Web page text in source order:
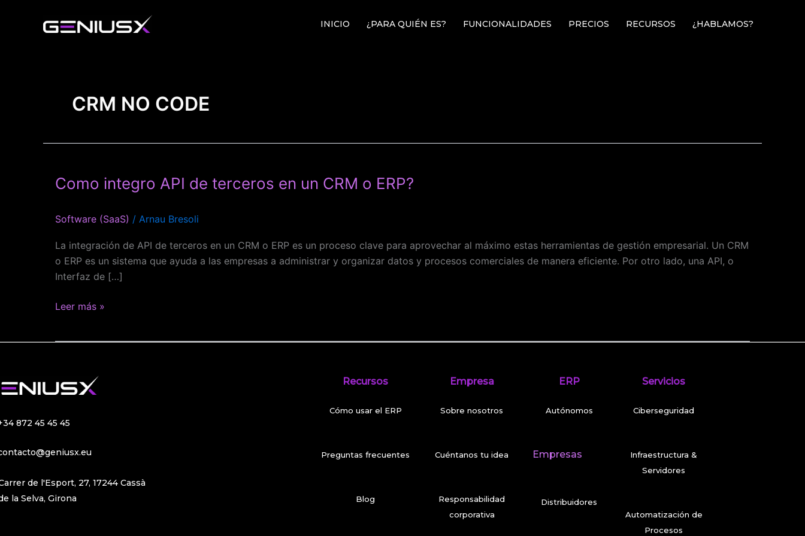
INICIO ¿PARA QUIÉN ES? FUNCIONALIDADES PRECIOS RECURSOS ¿HABLAMOS?
CRM NO CODE
Como integro API de terceros en un CRM o ERP?
Software (SaaS) / Arnau Bresoli
La integración de API de terceros en un CRM o ERP es un proceso clave para aprovechar al máximo estas herramientas de gestión empresarial. Un CRM
o ERP es un sistema que ayuda a las empresas a administrar y organizar datos y procesos comerciales de manera eficiente. Por otro lado, una API, o
Interfaz de […]
API
terceros
un
CRM
o
Leer más »
872 45 45 45
de l'Esport, 27, 17244 Cassà
la Selva, Girona
Recursos
Cómo usar el ERP
Preguntas frecuentes
Blog
Empresa
Sobre nosotros
Cuéntanos tu idea
Responsabilidad
corporativa
ERP
Autónomos
Empresas
Distribuidores
Servicios
Ciberseguridad
Infraestructura &
Servidores
Automatización de
Procesos